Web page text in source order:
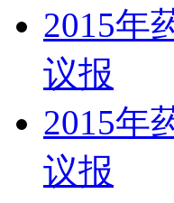
2015年
议报
2015年
议报